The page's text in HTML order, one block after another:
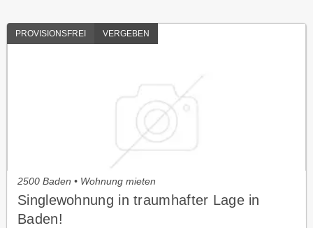
PROVISIONSFREI VERGEBEN
2500 Baden • Wohnung mieten
Singlewohnung in traumhafter Lage in
Baden!